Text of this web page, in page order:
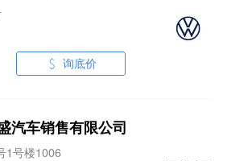
询底价
汽车销售有限公司
1号楼1006